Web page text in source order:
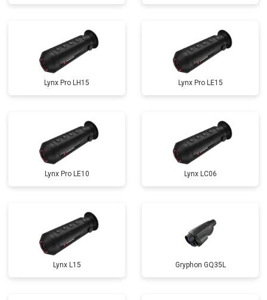
Lynx Pro LH15 Lynx Pro LE15
Lynx Pro LE10 Lynx LC06
Lynx L15 Gryphon GQ35L